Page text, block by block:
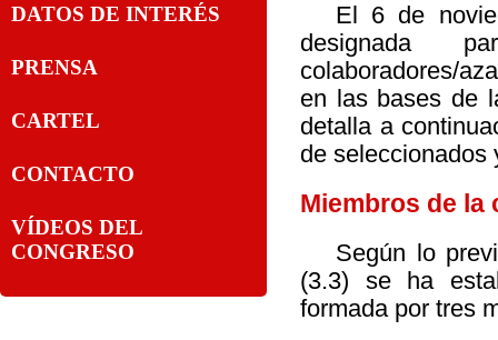
DATOS DE INTERÉS
PRENSA
CARTEL
CONTACTO
VÍDEOS DEL
CONGRESO
El 6 de
designada
colaboradores/
en las bases de
detalla a
de seleccionados
Miembros de la
Según lo
(3.3) se ha
formada por tres